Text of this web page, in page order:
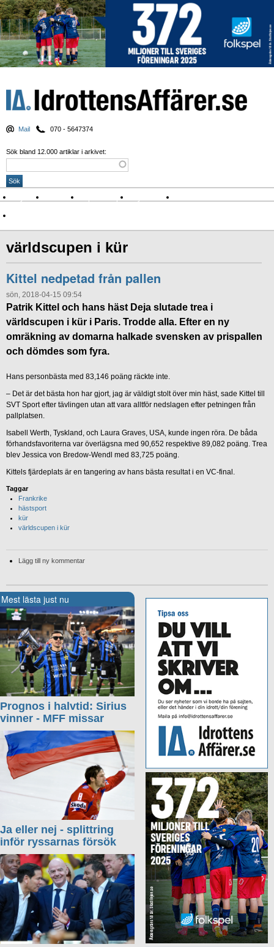
Mail 070 - 5647374
Sök bland 12.000 artiklar i arkivet:
Nyheter Krönikor Sport & spel Nyhetsbrev
världscupen i kür
Kittel nedpetad från pallen
sön, 2018-04-15 09:54
Patrik Kittel och hans häst Deja slutade trea i
världscupen i kür i Paris. Trodde alla. Efter en ny
omräkning av domarna halkade svensken av prispallen
och dömdes som fyra.
Hans personbästa med 83,146 poäng räckte inte.
– Det är det bästa hon har gjort, jag är väldigt stolt över min häst, sade Kittel till
SVT Sport efter tävlingen utan att vara alltför nedslagen efter petningen från
pallplatsen.
Isabell Werth, Tyskland, och Laura Graves, USA, kunde ingen röra. De båda
förhandsfavoriterna var överlägsna med 90,652 respektive 89,082 poäng. Trea
blev Jessica von Bredow-Wendl med 83,725 poäng.
Kittels fjärdeplats är en tangering av hans bästa resultat i en VC-final.
Taggar
Frankrike
hästsport
kür
världscupen i kür
Lägg till ny kommentar
Mest lästa just nu
Prognos i halvtid: Sirius
vinner - MFF missar
Ja eller nej - splittring
inför ryssarnas försök